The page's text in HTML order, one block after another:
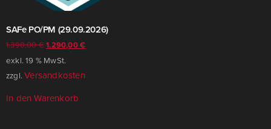
SAFe PO/​PM (29.09.2026)
1.390,00€1.290,00€
exkl. 19 % MwSt.
zzgl.Versandkosten
In den Warenkorb